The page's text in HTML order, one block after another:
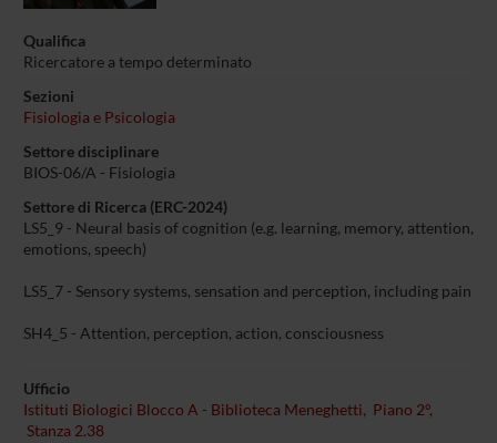
Qualifica
Ricercatore a tempo determinato
Sezioni
Fisiologia e Psicologia
Settore disciplinare
BIOS-06/A - Fisiologia
Settore di Ricerca (ERC-2024)
LS5_9 - Neural basis of cognition (e.g. learning, memory, attention,
emotions, speech)
LS5_7 - Sensory systems, sensation and perception, including pain
SH4_5 - Attention, perception, action, consciousness
Ufficio
Istituti Biologici Blocco A - Biblioteca Meneghetti, Piano 2°,
Stanza 2.38